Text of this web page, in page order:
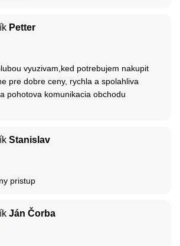
Petter
vyuzivam,ked potrebujem nakupit
pre dobre ceny, rychla a spolahliva
pohotova komunikacia obchodu
Stanislav
pristup
Ján Čorba